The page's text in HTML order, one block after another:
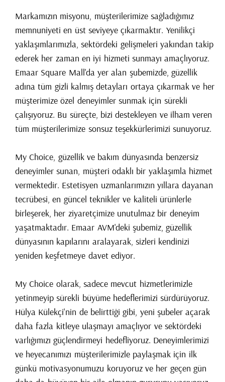
Markamızın misyonu, müşterilerimize sağladığımız
memnuniyeti en üst seviyeye çıkarmaktır. Yenilikçi
yaklaşımlarımızla, sektördeki gelişmeleri yakından takip
ederek her zaman en iyi hizmeti sunmayı amaçlıyoruz.
Emaar Square Mall'da yer alan şubemizde, güzellik
adına tüm gizli kalmış detayları ortaya çıkarmak ve her
müşterimize özel deneyimler sunmak için sürekli
çalışıyoruz. Bu süreçte, bizi destekleyen ve ilham veren
tüm müşterilerimize sonsuz teşekkürlerimizi sunuyoruz.
My Choice, güzellik ve bakım dünyasında benzersiz
deneyimler sunan, müşteri odaklı bir yaklaşımla hizmet
vermektedir. Estetisyen uzmanlarımızın yıllara dayanan
tecrübesi, en güncel teknikler ve kaliteli ürünlerle
birleşerek, her ziyaretçimize unutulmaz bir deneyim
yaşatmaktadır. Emaar AVM'deki şubemiz, güzellik
dünyasının kapılarını aralayarak, sizleri kendinizi
yeniden keşfetmeye davet ediyor.
My Choice olarak, sadece mevcut hizmetlerimizle
yetinmeyip sürekli büyüme hedeflerimizi sürdürüyoruz.
Hülya Külekçi'nin de belirttiği gibi, yeni şubeler açarak
daha fazla kitleye ulaşmayı amaçlıyor ve sektördeki
varlığımızı güçlendirmeyi hedefliyoruz. Deneyimlerimizi
ve heyecanımızı müşterilerimizle paylaşmak için ilk
günkü motivasyonumuzu koruyoruz ve her geçen gün